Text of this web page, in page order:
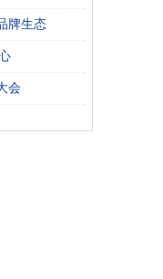
牌生态
会